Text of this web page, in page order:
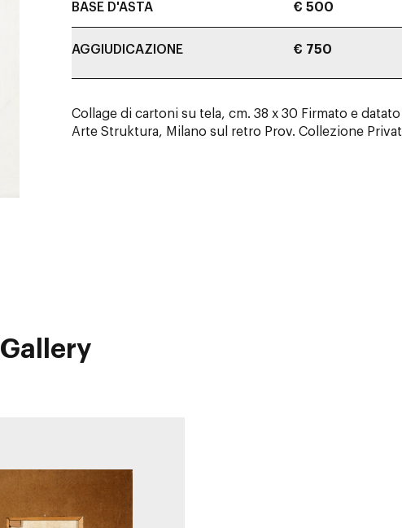
BASE D'ASTA € 500
AGGIUDICAZIONE € 750
Collage di cartoni su tela, cm. 38 x 30 Firmato e
Arte Struktura, Milano sul retro Prov. Collezione
Gallery